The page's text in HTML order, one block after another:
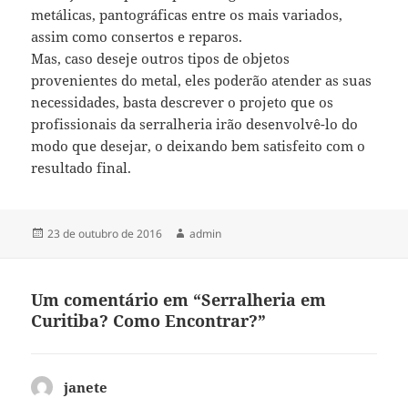
metálicas, pantográficas entre os mais variados,
assim como consertos e reparos.
Mas, caso deseje outros tipos de objetos
provenientes do metal, eles poderão atender as suas
necessidades, basta descrever o projeto que os
profissionais da serralheria irão desenvolvê-lo do
modo que desejar, o deixando bem satisfeito com o
resultado final.
Publicado
23 de outubro de 2016 Autor
admin
Um comentário em “Serralheria em
Curitiba? Como Encontrar?”
janete